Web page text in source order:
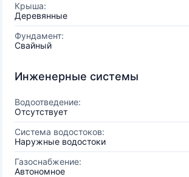
Крыша:
Деревянные
Фундамент:
Свайный
Инженерные системы
Водоотведение:
Отсутствует
Система водостоков:
Наружные водостоки
Газоснабжение:
Автономное